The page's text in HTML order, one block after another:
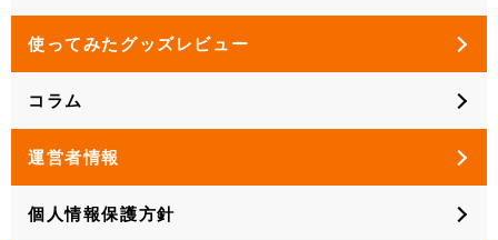
使ってみたグッズレビュー
コラム
運営者情報
個人情報保護方針